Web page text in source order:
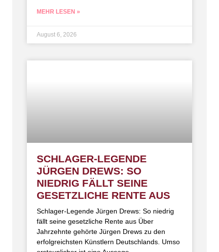
MEHR LESEN »
August 6, 2026
SCHLAGER-LEGENDE
JÜRGEN DREWS: SO
NIEDRIG FÄLLT SEINE
GESETZLICHE RENTE AUS
Schlager-Legende Jürgen Drews: So niedrig
fällt seine gesetzliche Rente aus Über
Jahrzehnte gehörte Jürgen Drews zu den
erfolgreichsten Künstlern Deutschlands. Umso